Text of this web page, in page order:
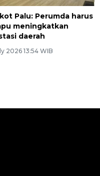
Palu: Perumda harus
meningkatkan
daerah
2026 13:54 WIB